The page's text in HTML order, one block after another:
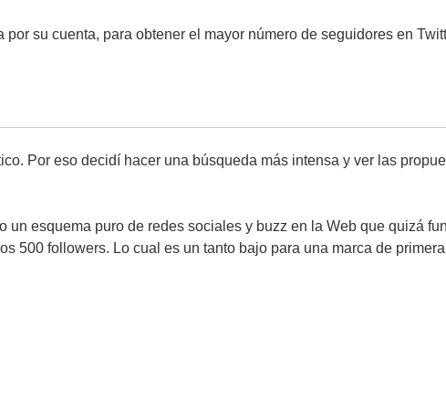
su cuenta, para obtener el mayor número de seguidores en
Por eso decidí hacer una búsqueda más intensa y ver las
esquema puro de redes sociales y buzz en la Web que quizá
500 followers. Lo cual es un tanto bajo para una marca de